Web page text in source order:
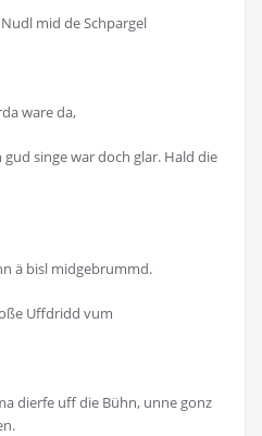
mid de Schpargel
ware da,
singe war doch glar. Hald die
ä bisl midgebrummd.
Uffdridd vum
dierfe uff die Bühn, unne gonz